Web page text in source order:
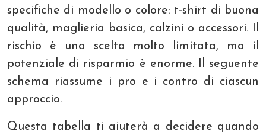
specifiche di modello o colore: t-shirt di buona
qualità, maglieria basica, calzini o accessori. Il
rischio è una scelta molto limitata, ma il
potenziale di risparmio è enorme. Il seguente
schema riassume i pro e i contro di ciascun
approccio.
Questa tabella ti aiuterà a decidere quando